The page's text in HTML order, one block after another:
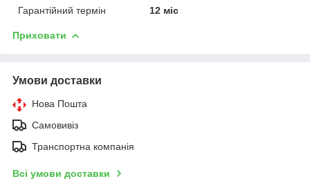
Гарантійний термін
12 міс
Приховати
Умови доставки
Нова Пошта
Самовивіз
Транспортна компанія
Всі умови доставки